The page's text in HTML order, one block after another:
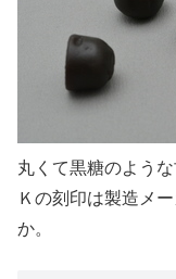
丸くて黒糖のような
Ｋの刻印は製造メ
か。